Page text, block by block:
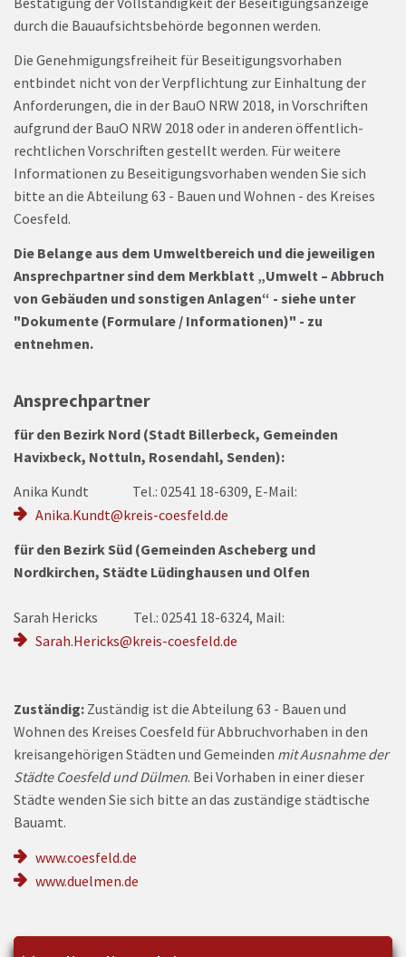
durch die Bauaufsichtsbehörde begonnen werden.
Die Genehmigungsfreiheit für Beseitigungsvorhaben
entbindet nicht von der Verpflichtung zur Einhaltung der
Anforderungen, die in der BauO NRW 2018, in Vorschriften
aufgrund der BauO NRW 2018 oder in anderen öffentlich-
rechtlichen Vorschriften gestellt werden. Für weitere
Informationen zu Beseitigungsvorhaben wenden Sie sich
bitte an die Abteilung 63 - Bauen und Wohnen - des Kreises
Coesfeld.
Die Belange aus dem Umweltbereich und die jeweiligen
Ansprechpartner sind dem Merkblatt „Umwelt – Abbruch
von Gebäuden und sonstigen Anlagen“ - siehe unter
"Dokumente (Formulare / Informationen)" - zu
entnehmen.
Ansprechpartner
für den Bezirk Nord (Stadt Billerbeck, Gemeinden
Havixbeck, Nottuln, Rosendahl, Senden):
Anika Kundt Tel.: 02541 18-6309, E-Mail:
Anika.Kundt@kreis-coesfeld.de
für den Bezirk Süd (Gemeinden Ascheberg und
Nordkirchen, Städte Lüdinghausen und Olfen
Sarah Hericks Tel.: 02541 18-6324, Mail:
Sarah.Hericks@kreis-coesfeld.de
Zuständig: Zuständig ist die Abteilung 63 - Bauen und
Wohnen des Kreises Coesfeld für Abbruchvorhaben in den
kreisangehörigen Städten und Gemeinden mit Ausnahme der
Städte Coesfeld und Dülmen. Bei Vorhaben in einer dieser
Städte wenden Sie sich bitte an das zuständige städtische
Bauamt.
www.coesfeld.de
www.duelmen.de